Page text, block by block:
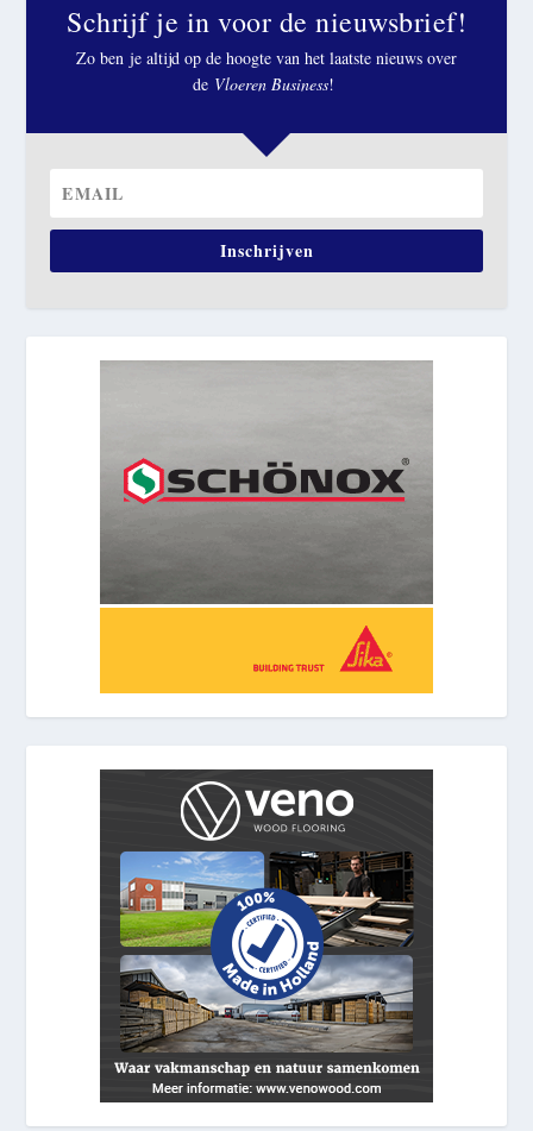
Schrijf je in voor de nieuwsbrief!
Zo ben je altijd op de hoogte van het laatste nieuws over
de Vloeren Business!
Inschrijven